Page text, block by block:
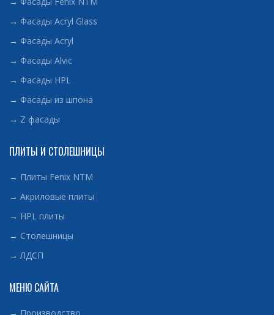
→ Фасады Acryl Glass
→ Фасады Acryl
→ Фасады Alvic
→ Фасады HPL
→ Фасады из шпона
→ Z фасады
ПЛИТЫ И СТОЛЕШНИЦЫ
→ Плиты Fenix NTM
→ Акриловые плиты
→ HPL плиты
→ Столешницы
→ЛДСП
МЕНЮ САЙТА